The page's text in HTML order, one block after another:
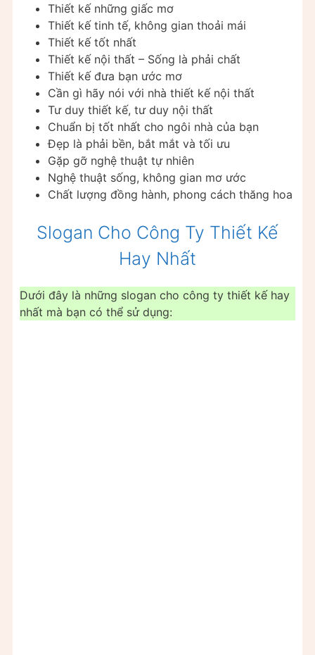
Thiết kế những giấc mơ
Thiết kế tinh tế, không gian thoải mái
Thiết kế tốt nhất
Thiết kế nội thất – Sống là phải chất
Thiết kế đưa bạn ước mơ
Cần gì hãy nói với nhà thiết kế nội thất
Tư duy thiết kế, tư duy nội thất
Chuẩn bị tốt nhất cho ngôi nhà của bạn
Đẹp là phải bền, bắt mắt và tối ưu
Gặp gỡ nghệ thuật tự nhiên
Nghệ thuật sống, không gian mơ ước
Chất lượng đồng hành, phong cách thăng hoa
Slogan Cho Công Ty Thiết Kế
Hay Nhất
Dưới đây là những slogan cho công ty thiết kế hay
nhất mà bạn có thể sử dụng: